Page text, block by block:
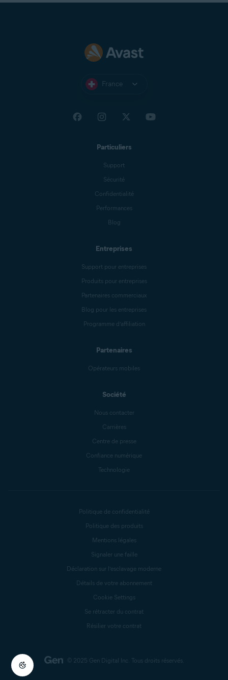
France
Particuliers
Support
Sécurité
Confidentialité
Performances
Blog
Entreprises
Support pour entreprises
Produits pour entreprises
Partenaires commerciaux
Blog pour les entreprises
Programme d’affiliation
Partenaires
Opérateurs mobiles
Société
Nous contacter
Carrières
Centre de presse
Confiance numérique
Technologie
© 2025 Gen Digital Inc. Tous droits réservés.
Politique de confidentialité
Politique des produits
Mentions légales
Signaler une faille
Déclaration sur l’esclavage moderne
Détails de votre abonnement
Cookie Settings
Se rétracter du contrat
Résilier votre contrat